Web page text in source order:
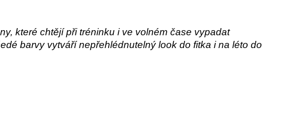
které chtějí při tréninku i ve volném čase vypadat
barvy vytváří nepřehlédnutelný look do fitka i na léto do